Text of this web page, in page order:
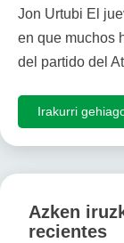
Jon Urtubi El
en que muchos
del partido del
Irakurri
Azken
recientes